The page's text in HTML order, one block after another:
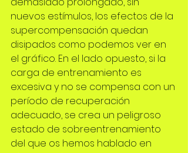
nuevos estímulos, los efectos de la
supercompensación quedan
disipados como podemos ver en
el gráfico. En el lado opuesto, si la
carga de entrenamiento es
excesiva y no se compensa con un
período de recuperación
adecuado, se crea un peligroso
estado de sobreentrenamiento
del que os hemos hablado en